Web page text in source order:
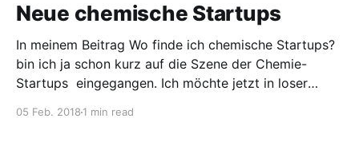
Neue chemische Startups
In meinem Beitrag Wo finde ich chemische Startups?
bin ich ja schon kurz auf die Szene der Chemie-
Startups eingegangen. Ich möchte jetzt in loser
05 Feb. 2018 1 min read